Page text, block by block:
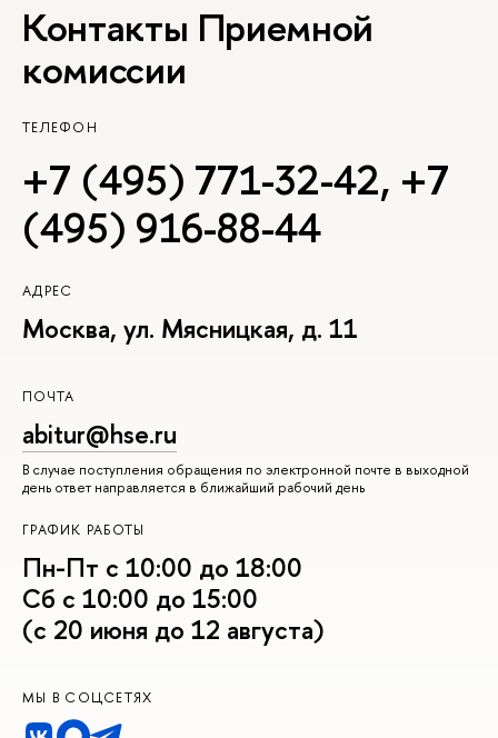
Контакты Приемной
комиссии
ТЕЛЕФОН
+7 (495) 771-32-42, +7
(495) 916-88-44
АДРЕС
Москва, ул. Мясницкая, д. 11
ПОЧТА
abitur@hse.ru
В случае поступления обращения по электронной почте в выходной
день ответ направляется в ближайший рабочий день
ГРАФИК РАБОТЫ
Пн-Пт с 10:00 до 18:00
Сб с 10:00 до 15:00
(с 20 июня до 12 августа)
МЫ В СОЦСЕТЯХ